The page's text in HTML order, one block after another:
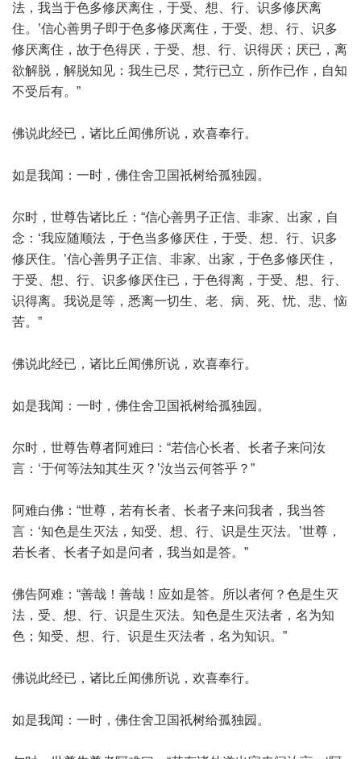
法，我当于色多修厌离住，于受、想、行、识多修厌离
住。’信心善男子即于色多修厌离住，于受、想、行、识多
修厌离住，故于色得厌，于受、想、行、识得厌；厌已，离
欲解脱，解脱知见：我生已尽，梵行已立，所作已作，自知
不受后有。”
佛说此经已，诸比丘闻佛所说，欢喜奉行。
如是我闻：一时，佛住舍卫国祇树给孤独园。
尔时，世尊告诸比丘：“信心善男子正信、非家、出家，自
念：‘我应随顺法，于色当多修厌住，于受、想、行、识多
修厌住。’信心善男子正信、非家、出家，于色多修厌住，
于受、想、行、识多修厌住已，于色得离，于受、想、行、
识得离。我说是等，悉离一切生、老、病、死、忧、悲、恼
苦。”
佛说此经已，诸比丘闻佛所说，欢喜奉行。
如是我闻：一时，佛住舍卫国祇树给孤独园。
尔时，世尊告尊者阿难曰：“若信心长者、长者子来问汝
言：‘于何等法知其生灭？’汝当云何答乎？”
阿难白佛：“世尊，若有长者、长者子来问我者，我当答
言：‘知色是生灭法，知受、想、行、识是生灭法。’世尊，
若长者、长者子如是问者，我当如是答。”
佛告阿难：“善哉！善哉！应如是答。所以者何？色是生灭
法，受、想、行、识是生灭法。知色是生灭法者，名为知
色；知受、想、行、识是生灭法者，名为知识。”
佛说此经已，诸比丘闻佛所说，欢喜奉行。
如是我闻：一时，佛住舍卫国祇树给孤独园。